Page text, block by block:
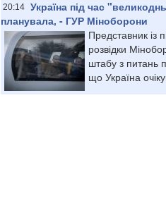
20:14 Україна під час
планувала, - ГУР Міноборони
Представник із
розвідки
штабу з питань
що Україна